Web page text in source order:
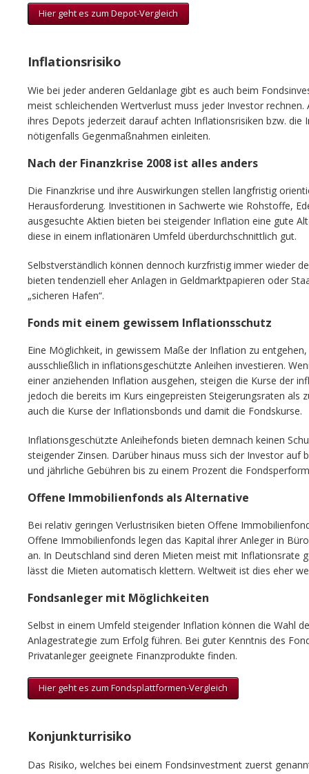
Hier geht es zum Depot-Vergleich
Inflationsrisiko
Wie bei jeder anderen Geldanlage gibt es auch beim
meist schleichenden Wertverlust muss jeder Investor
ihres Depots jederzeit darauf achten Inflationsrisiken bzw. die
nötigenfalls Gegenmaßnahmen einleiten.
Nach der Finanzkrise 2008 ist alles anders
Die Finanzkrise und ihre Auswirkungen stellen langfristig
Herausforderung. Investitionen in Sachwerte wie Rohstoffe,
ausgesuchte Aktien bieten bei steigender Inflation eine gute
diese in einem inflationären Umfeld überdurchschnittlich gut.
Selbstverständlich können dennoch kurzfristig immer wieder
bieten tendenziell eher Anlagen in Geldmarktpapieren oder
„sicheren Hafen“.
Fonds mit einem gewissem Inflationsschutz
Eine Möglichkeit, in gewissem Maße der Inflation zu
ausschließlich in inflationsgeschützte Anleihen investieren.
einer anziehenden Inflation ausgehen, steigen die Kurse der
jedoch die bereits im Kurs eingepreisten Steigerungsraten als
auch die Kurse der Inflationsbonds und damit die Fondskurse.
Inflationsgeschützte Anleihefonds bieten demnach keinen
steigender Zinsen. Darüber hinaus muss sich der Investor auf
und jährliche Gebühren bis zu einem Prozent die
Offene Immobilienfonds als Alternative
Bei relativ geringen Verlustrisiken bieten Offene
Offene Immobilienfonds legen das Kapital ihrer Anleger in
an. In Deutschland sind deren Mieten meist mit Inflationsrate
lässt die Mieten automatisch klettern. Weltweit ist dies eher
Fondsanleger mit Möglichkeiten
Selbst in einem Umfeld steigender Inflation können die Wahl
Anlagestrategie zum Erfolg führen. Bei guter Kenntnis des
Privatanleger geeignete Finanzprodukte finden.
Hier geht es zum Fondsplattformen-Vergleich
Konjunkturrisiko
Das Risiko, welches bei einem Fondsinvestment zuerst